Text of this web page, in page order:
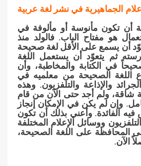
الجماهيرية في نشر لغة عربية
أن تكون مأنوسة أو مألوفة في
هو مفتاح الباب. فالولد منذ
أن يسمع على الأقل لغة صحيحة
ثم يتعوّد أن يستعمل اللغة
في الكتابة والمخاطبة، وأن
اللغة الصحيحة من معلميه في
والإذاعة والتلفزيون. وهذه
ولم أجد حتى الآن من قام
وإن لم يكن في الإمكان إنجاز
فيه الفائدة. وأعني بذلك أن تكون
ووسائل الإعلام المختلفة
المحافظة على اللغة الصحيحة،
الآن.